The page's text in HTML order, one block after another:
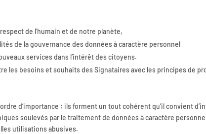
de l’humain et de notre planète,
de la gouvernance des données à caractère personnel
services dans l’intérêt des citoyens.
les besoins et souhaits des Signataires avec les principes de
d’importance : ils forment un tout cohérent qu’il convient
soulevés par le traitement de données à caractère
utilisations abusives.